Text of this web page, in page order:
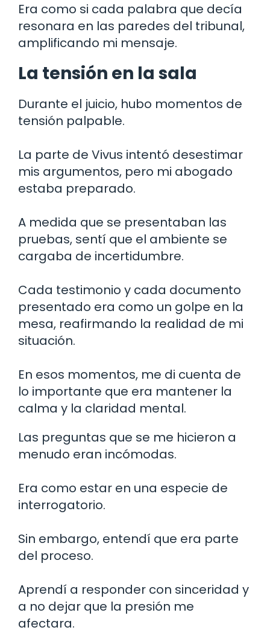
Era como si cada palabra que decía
resonara en las paredes del tribunal,
amplificando mi mensaje.
La tensión en la sala
Durante el juicio, hubo momentos de
tensión palpable.
La parte de Vivus intentó desestimar
mis argumentos, pero mi abogado
estaba preparado.
A medida que se presentaban las
pruebas, sentí que el ambiente se
cargaba de incertidumbre.
Cada testimonio y cada documento
presentado era como un golpe en la
mesa, reafirmando la realidad de mi
situación.
En esos momentos, me di cuenta de
lo importante que era mantener la
calma y la claridad mental.
Las preguntas que se me hicieron a
menudo eran incómodas.
Era como estar en una especie de
interrogatorio.
Sin embargo, entendí que era parte
del proceso.
Aprendí a responder con sinceridad y
a no dejar que la presión me
afectara.